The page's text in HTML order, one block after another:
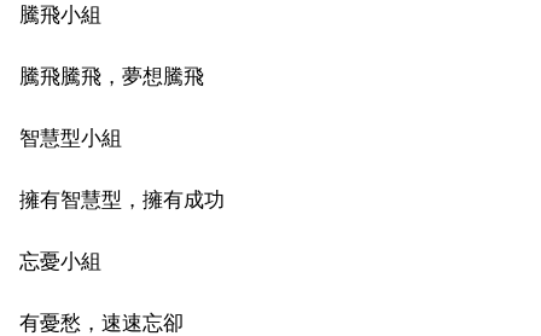
騰飛小組
騰飛騰飛，夢想騰飛
智慧型小組
擁有智慧型，擁有成功
忘憂小組
有憂愁，速速忘卻